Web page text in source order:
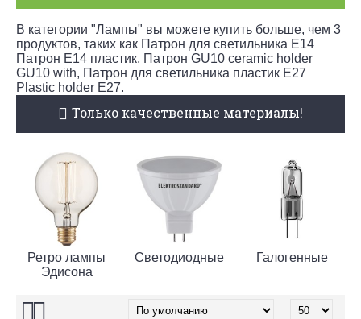
В категории "Лампы" вы можете купить больше, чем 3
продуктов, таких как Патрон для светильника E14
Патрон E14 пластик, Патрон GU10 ceramic holder
GU10 with, Патрон для светильника пластик E27
Plastic holder E27.
Только качественные материалы!
Ретро лампы
Эдисона
Светодиодные Галогенные